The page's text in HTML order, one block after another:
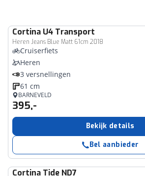
Cortina U4 Transport
Heren Jeans Blue Matt 61cm 2018
Cruiserfiets
Heren
3 versnellingen
61 cm
BARNEVELD
395,-
Bekijk details
Bel aanbieder
Cortina Tide ND7